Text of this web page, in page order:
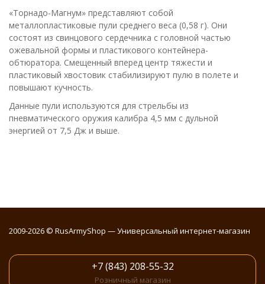
«Торнадо-Магнум» представляют собой
металлопластиковые пули среднего веса (0,58 г). Они
состоят из свинцового сердечника с головной частью
ожевальной формы и пластикового контейнера-
обтюратора. Смещенный вперед центр тяжести и
пластиковый хвостовик стабилизируют пулю в полете и
повышают кучность.
Данные пули используются для стрельбы из
пневматического оружия калибра 4,5 мм с дульной
энергией от 7,5 Дж и выше.
2009-2026 © RusArmyShop — Универсальный интернет-магазин
+7 (843) 208-55-32
Розничный магазин